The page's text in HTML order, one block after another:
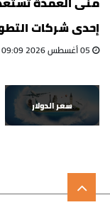
إحدى شركات
سعر الدولار